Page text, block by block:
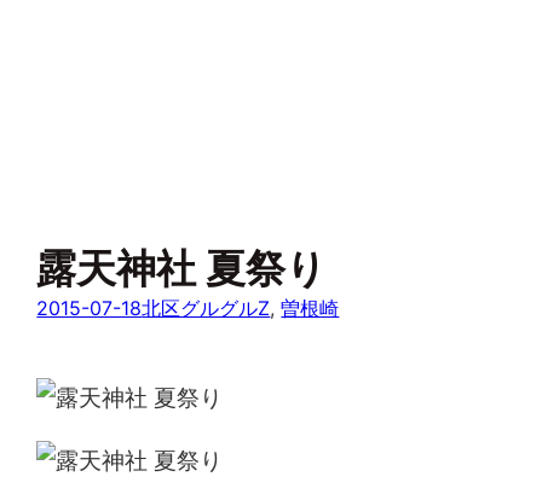
露天神社 夏祭り
2015-07-18北区グルグルZ, 曽根崎